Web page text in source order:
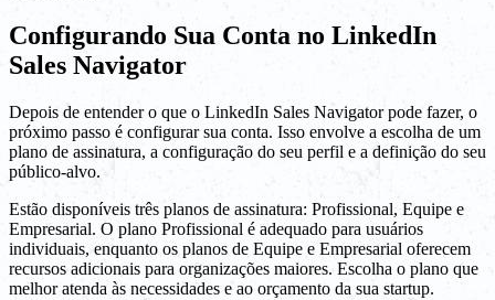
Configurando Sua Conta no LinkedIn
Sales Navigator
Depois de entender o que o LinkedIn Sales Navigator pode fazer, o
próximo passo é configurar sua conta. Isso envolve a escolha de um
plano de assinatura, a configuração do seu perfil e a definição do seu
público-alvo.
Estão disponíveis três planos de assinatura: Profissional, Equipe e
Empresarial. O plano Profissional é adequado para usuários
individuais, enquanto os planos de Equipe e Empresarial oferecem
recursos adicionais para organizações maiores. Escolha o plano que
melhor atenda às necessidades e ao orçamento da sua startup.